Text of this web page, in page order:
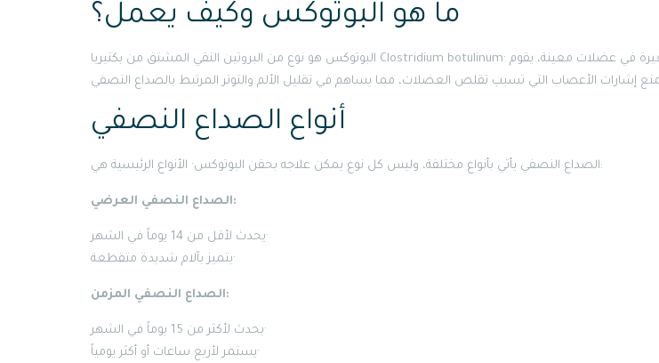
ما هو البوتوكس وكيف يعمل؟
البوتوكس هو نوع من البروتين النقي المشتق من بكتيريا Clostridium botulinum· عند حقنه بكميات صغيرة في عضلات معينة، يقوم
أنواع الصداع النصفي
الصداع النصفي يأتي بأنواع مختلفة، وليس كل نوع يمكن علاجه بحقن البوتوكس· الأنواع الرئيسية هي:
الصداع النصفي العرضي:
يحدث لأقل من 14 يوماً في الشهر·
يتميز بآلام شديدة متقطعة·
الصداع النصفي المزمن:
يحدث لأكثر من 15 يوماً في الشهر·
يستمر لأربع ساعات أو أكثر يومياً·